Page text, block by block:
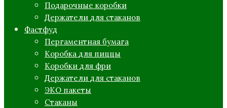
Подарочные коробки
Держатели для стаканов
Фастфуд
Пергаментная бумага
Коробка для пиццы
Коробки для фри
Держатели для стаканов
ЭКО пакеты
Стаканы